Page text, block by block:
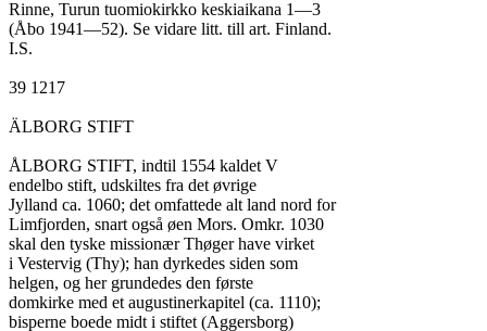
Rinne, Turun tuomiokirkko keskiaikana 1—3
(Åbo 1941—52). Se vidare litt. till art. Finland.
I.S.
39 1217
ÄLBORG STIFT
ÅLBORG STIFT, indtil 1554 kaldet V
endelbo stift, udskiltes fra det øvrige
Jylland ca. 1060; det omfattede alt land nord for
Limfjorden, snart også øen Mors. Omkr. 1030
skal den tyske missionær Thøger have virket
i Vestervig (Thy); han dyrkedes siden som
helgen, og her grundedes den første
domkirke med et augustinerkapitel (ca. 1110);
bisperne boede midt i stiftet (Aggersborg)